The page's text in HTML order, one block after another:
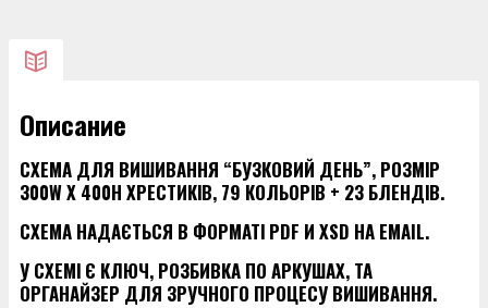
Описание
СХЕМА ДЛЯ ВИШИВАННЯ “БУЗКОВИЙ ДЕНЬ”, РОЗМІР
300W X 400H ХРЕСТИКІВ, 79 КОЛЬОРІВ + 23 БЛЕНДІВ.
СХЕМА НАДАЄТЬСЯ В ФОРМАТІ PDF И XSD НА EMAIL.
У СХЕМІ Є КЛЮЧ, РОЗБИВКА ПО АРКУШАХ, ТА
ОРГАНАЙЗЕР ДЛЯ ЗРУЧНОГО ПРОЦЕСУ ВИШИВАННЯ.